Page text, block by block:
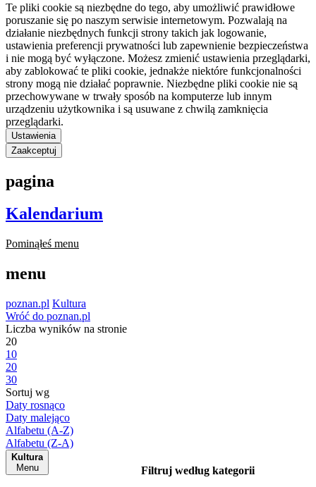
Te pliki cookie są niezbędne do tego, aby umożliwić prawidłowe
poruszanie się po naszym serwisie internetowym. Pozwalają na
działanie niezbędnych funkcji strony takich jak logowanie,
ustawienia preferencji prywatności lub zapewnienie bezpieczeństwa
i nie mogą być wyłączone. Możesz zmienić ustawienia przeglądarki,
aby zablokować te pliki cookie, jednakże niektóre funkcjonalności
strony mogą nie działać poprawnie. Niezbędne pliki cookie nie są
przechowywane w trwały sposób na komputerze lub innym
urządzeniu użytkownika i są usuwane z chwilą zamknięcia
przeglądarki.
Ustawienia
Zaakceptuj
pagina
Kalendarium
Pominąłeś menu
menu
poznan.pl Kultura
Wróć do poznan.pl
Liczba wyników na stronie
20
10
20
30
Sortuj wg
Daty rosnąco
Daty malejąco
Alfabetu (A-Z)
Alfabetu (Z-A)
Kultura
Menu
Filtruj według kategorii